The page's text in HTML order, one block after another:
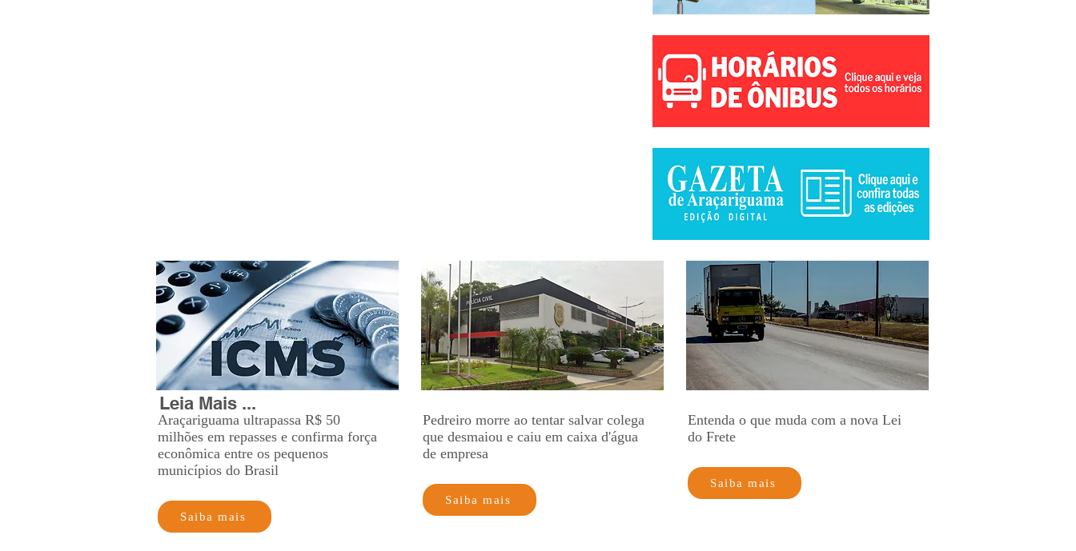
Leia Mais ...
Araçariguama ultrapassa R$ 50
milhões em repasses e confirma força
econômica entre os pequenos
municípios do Brasil
Saiba mais
Pedreiro morre ao tentar salvar colega
que desmaiou e caiu em caixa d'água
de empresa
Saiba mais
Entenda o que muda com a nova Lei
do Frete
Saiba mais